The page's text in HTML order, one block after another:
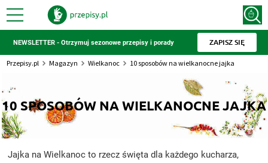
NEWSLETTER - Otrzymuj sezonowe przepisy i porady ZAPISZ SIĘ
Przepisy.pl Magazyn Wielkanoc 10 sposobów na wielkanocne jajka
10 SPOSOBÓW NA WIELKANOCNE JAJKA
Jajka na Wielkanoc to rzecz święta dla każdego kucharza,